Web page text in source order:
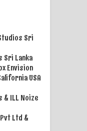
ගීතයේ පද
Lyrics -
පෙළ
Sri
Sri Lanka
Envision
USA
ILL Noize
Ltd &